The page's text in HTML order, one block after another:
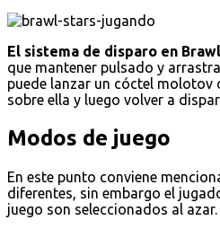
El sistema de disparo en
que mantener pulsado y
puede lanzar un cóctel molotov
sobre ella y luego volver a
Modos de juego
En este punto conviene
diferentes, sin embargo el
juego son seleccionados al azar.